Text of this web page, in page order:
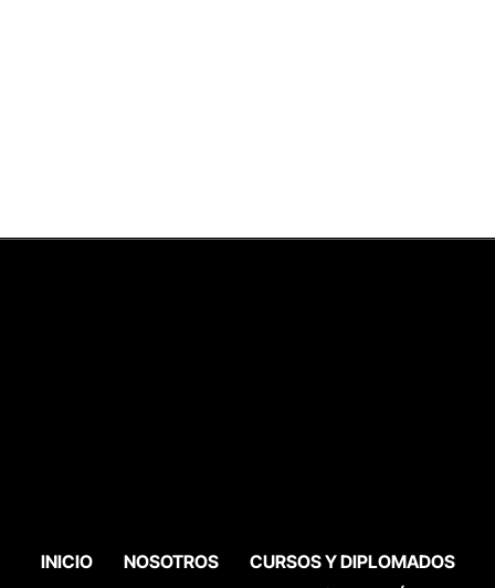
INICIO NOSOTROS
CURSOS Y DIPLOMADOS